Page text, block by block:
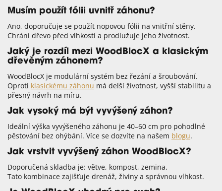
Musím použít fólii uvnitř záhonu?
Ano, doporučuje se použít nopovou fólii na vnitřní stěny.
Chrání dřevo před vlhkostí a prodlužuje jeho životnost.
Jaký je rozdíl mezi WoodBlocX a klasickým
dřevěným záhonem?
WoodBlocX je modulární systém bez řezání a šroubování.
Oproti klasickému záhonu má delší životnost, vyšší stabilitu a
přesný návrh na míru.
Jak vysoký má být vyvýšený záhon?
Ideální výška vyvýšeného záhonu je 40–60 cm pro pohodlné
pěstování bez ohýbání. Více se dozvíte na našem blogu.
Jak vrstvit vyvýšený záhon WoodBlocX?
Doporučená skladba je: větve, kompost, zemina.
Tato kombinace zajišťuje drenáž, živiny a správnou vlhkost.